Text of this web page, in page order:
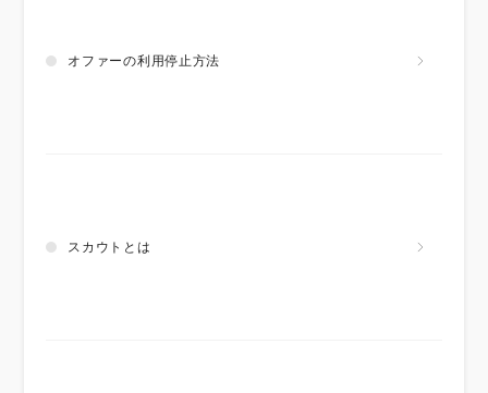
オファーの利用停止方法
スカウトとは